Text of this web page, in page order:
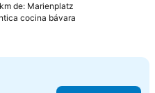
de: Marienplatz
cocina bávara